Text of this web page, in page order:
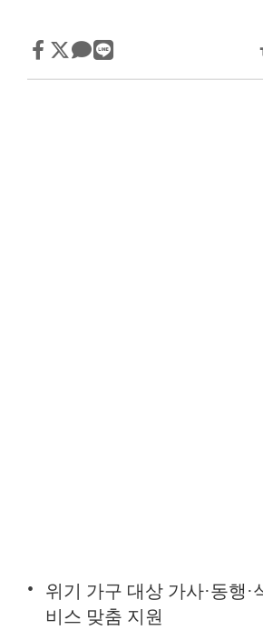
위기 가구 대상 가사·동행·
비스 맞춤 지원